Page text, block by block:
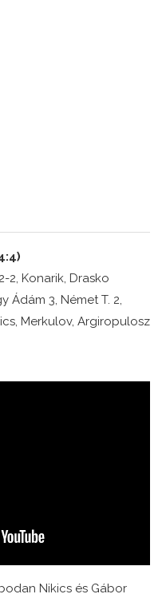
2, Konarik, Drasko
Ádám 3, Német T. 2,
Merkulov, Argiropulosz
Nikics és Gábor